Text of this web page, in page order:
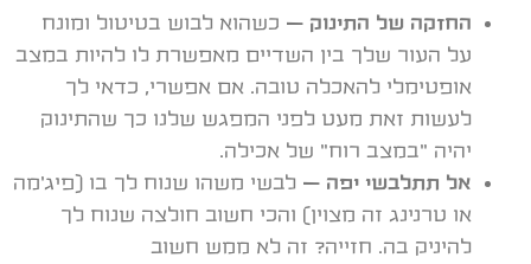
החזקה של התינוק – כשהוא לבוש בטיטול ומונח
על העור שלך בין השדיים מאפשרת לו להיות במצב
אופטימלי להאכלה טובה. אם אפשרי, כדאי לך
לעשות זאת מעט לפני המפגש שלנו כך שהתינוק
יהיה "במצב רוח" של אכילה.
אל תתלבשי יפה – לבשי משהו שנוח לך בו (פיג'מה
או טרנינג זה מצוין) והכי חשוב חולצה שנוח לך
להיניק בה. חזייה? זה לא ממש חשוב